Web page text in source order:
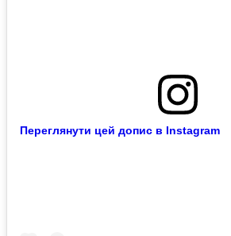
Переглянути цей допис в Instagram